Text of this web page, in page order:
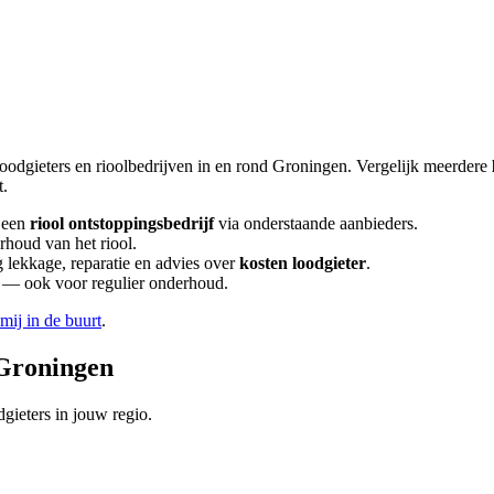
en rioolbedrijven in en rond Groningen. Vergelijk meerdere
riool ontstoppingsbedrijfvia onderstaande aanbieders.
van het riool.
reparatie en advies overkosten loodgieter.
ook voor regulier onderhoud.
in de buurt.
in jouw regio.